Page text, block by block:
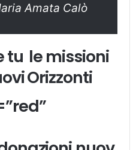
Amata Calò
tu le missioni
Orizzonti